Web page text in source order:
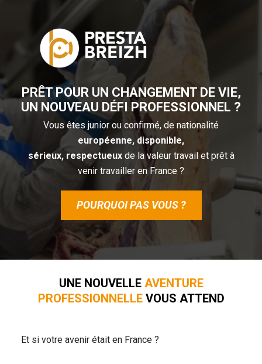
PRÊT POUR UN CHANGEMENT DE VIE,
UN NOUVEAU DÉFI PROFESSIONNEL ?
Vous êtes junior ou confirmé, de nationalité
européenne, disponible,
sérieux, respectueuxde la valeur travail et prêt à
venir travailler en France ?
POURQUOI PAS VOUS ?
UNE NOUVELLE AVENTURE
PROFESSIONNELLEVOUS ATTEND
Et si votre avenir était en France ?